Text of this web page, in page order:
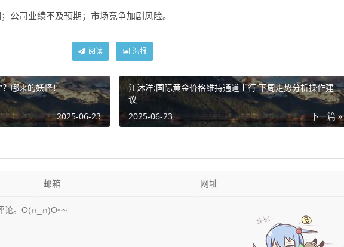
公司业绩不及预期；市场竞争加剧风险。
阅读 海报
？哪来的妖怪！
2025-06-23
江沐洋:国际黄金价格维持通道上行 下周走势分析操作建
议
下一篇 »
2025-06-23